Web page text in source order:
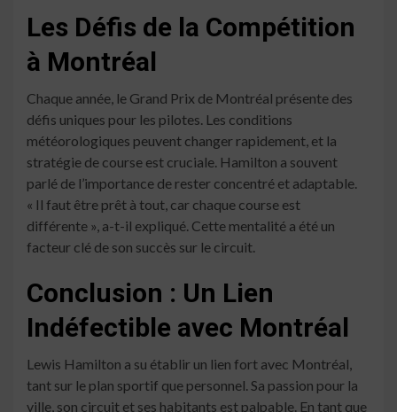
Les Défis de la Compétition
à Montréal
Chaque année, le Grand Prix de Montréal présente des
défis uniques pour les pilotes. Les conditions
météorologiques peuvent changer rapidement, et la
stratégie de course est cruciale. Hamilton a souvent
parlé de l’importance de rester concentré et adaptable.
« Il faut être prêt à tout, car chaque course est
différente », a-t-il expliqué. Cette mentalité a été un
facteur clé de son succès sur le circuit.
Conclusion : Un Lien
Indéfectible avec Montréal
Lewis Hamilton a su établir un lien fort avec Montréal,
tant sur le plan sportif que personnel. Sa passion pour la
ville, son circuit et ses habitants est palpable. En tant que